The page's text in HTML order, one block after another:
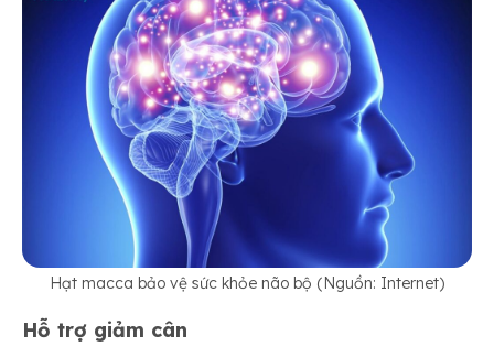
Hạt macca bảo vệ sức khỏe não bộ (Nguồn: Internet)
Hỗ trợ giảm cân